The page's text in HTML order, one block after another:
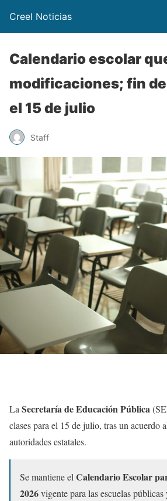
Creel Noticias
Calendario escolar
modificaciones; fin
el 15 de julio
Staff
LaSecretaría de Educación Pública
clases para el 15 de julio, tras un acuerdo
autoridades estatales.
Se mantiene elCalendario Escolar
2026vigente para las escuelas